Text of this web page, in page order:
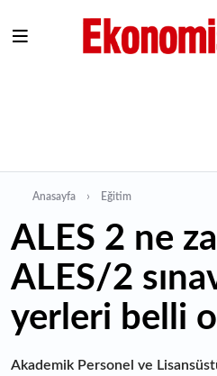
Anasayfa Eğitim
ALES 2 ne
ALES/2
yerleri belli
Akademik Personel ve